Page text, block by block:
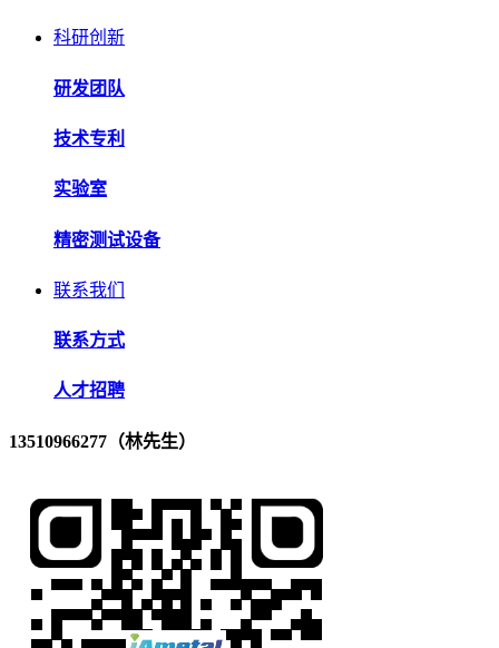
科研创新
研发团队
技术专利
实验室
精密测试设备
联系我们
联系方式
人才招聘
13510966277（林先生）